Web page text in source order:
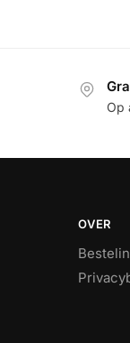
Op
OVER